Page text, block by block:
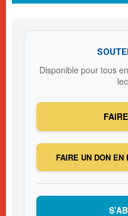
Disponible pour tous
FAIRE UN DON